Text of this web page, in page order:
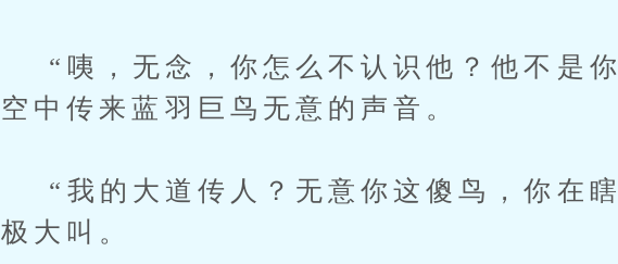
“咦，无念，你怎么不认识他？他不是
空中传来蓝羽巨鸟无意的声音。
“我的大道传人？无意你这傻鸟，你在
极大叫。